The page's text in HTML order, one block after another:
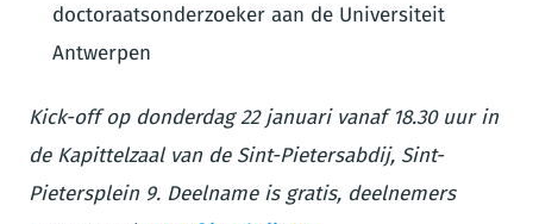
doctoraatsonderzoeker aan de Universiteit
Antwerpen
Kick-off op donderdag 22 januari vanaf 18.30 uur in
de Kapittelzaal van de Sint-Pietersabdij, Sint-
Pietersplein 9. Deelname is gratis, deelnemers